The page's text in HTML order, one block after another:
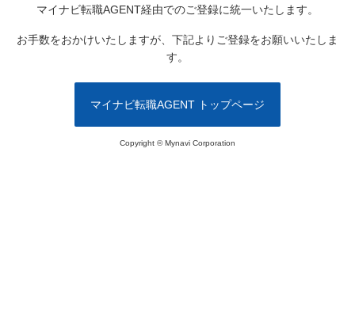
マイナビ転職AGENT経由でのご登録に統一いたします。
お手数をおかけいたしますが、下記よりご登録をお願いいたしま
す。
マイナビ転職AGENT トップページ
Copyright © Mynavi Corporation